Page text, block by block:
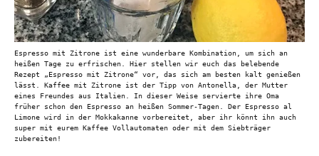
Espresso mit Zitrone ist eine wunderbare Kombination, um sich an
heißen Tage zu erfrischen. Hier stellen wir euch das belebende
Rezept „Espresso mit Zitrone“ vor, das sich am besten kalt genießen
lässt. Kaffee mit Zitrone ist der Tipp von Antonella, der Mutter
eines Freundes aus Italien. In dieser Weise servierte ihre Oma
früher schon den Espresso an heißen Sommer-Tagen. Der Espresso al
Limone wird in der Mokkakanne vorbereitet, aber ihr könnt ihn auch
super mit eurem Kaffee Vollautomaten oder mit dem Siebträger
zubereiten!